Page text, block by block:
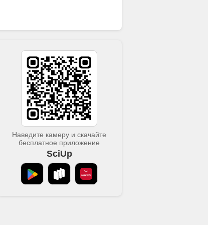
Наведите камеру и скачайте
бесплатное приложение
SciUp